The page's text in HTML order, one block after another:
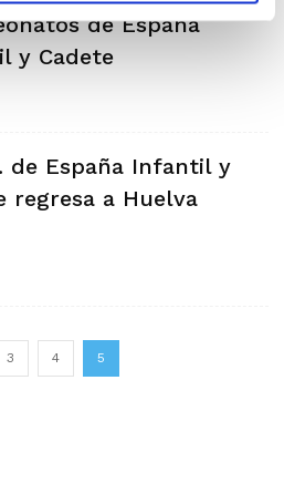
de España
y Cadete
de España Infantil y
regresa a Huelva
3 4 5